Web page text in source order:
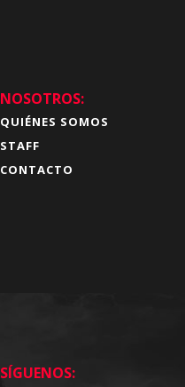
NOSOTROS:
QUIÉNES SOMOS
STAFF
CONTACTO
SÍGUENOS: